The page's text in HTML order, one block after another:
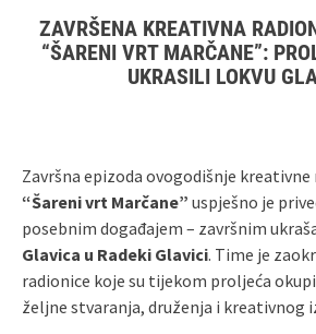
ZAVRŠENA KREATIVNA
“ŠARENI VRT MARČANE”:
UKRASILI LOKVU
Završna epizoda ovogodišnje
“Šareni vrt Marčane” uspješno je
posebnim događajem – završnim
Glavica u Radeki Glavici. Time je
radionice koje su tijekom proljeća
željne stvaranja, druženja i kreativnog